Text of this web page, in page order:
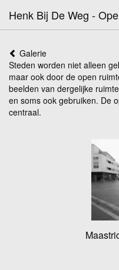
Galerie
Steden worden niet alleen
maar ook door de open
beelden van dergelijke
en soms ook gebruiken. De
centraal.